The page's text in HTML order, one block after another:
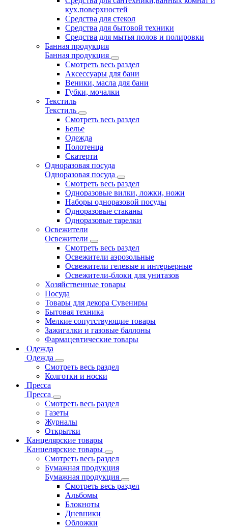
кух.поверхностей
Средства для стекол
Средства для бытовой техники
Средства для мытья полов и полировки
Банная продукция
Банная продукция
Смотреть весь раздел
Аксессуары для бани
Веники, масла для бани
Губки, мочалки
Текстиль
Текстиль
Смотреть весь раздел
Белье
Одежда
Полотенца
Скатерти
Одноразовая посуда
Одноразовая посуда
Смотреть весь раздел
Одноразовые вилки, ложки, ножи
Наборы одноразовой посуды
Одноразовые стаканы
Одноразовые тарелки
Освежители
Освежители
Смотреть весь раздел
Освежители аэрозольные
Освежители гелевые и интерьерные
Освежители-блоки для унитазов
Хозяйственные товары
Посуда
Товары для декора Сувениры
Бытовая техника
Мелкие сопутствующие товары
Зажигалки и газовые баллоны
Фармацевтические товары
Одежда
Одежда
Смотреть весь раздел
Колготки и носки
Пресса
Пресса
Смотреть весь раздел
Газеты
Журналы
Открытки
Канцелярские товары
Канцелярские товары
Смотреть весь раздел
Бумажная продукция
Бумажная продукция
Смотреть весь раздел
Альбомы
Блокноты
Дневники
Обложки